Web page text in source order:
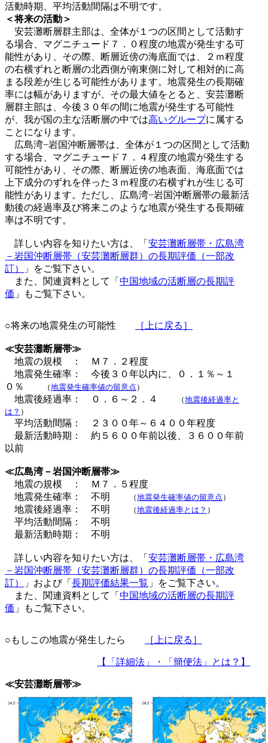
活動時期、平均活動間隔は不明です。
＜将来の活動＞
安芸灘断層群主部は、全体が１つの区間として活動す
る場合、マグニチュード７．０程度の地震が発生する可
能性があり、その際、断層近傍の海底面では、２ｍ程度
の右横ずれと断層の北西側が南東側に対して相対的に高
まる段差が生じる可能性があります。地震発生の長期確
率には幅がありますが、その最大値をとると、安芸灘断
層群主部は、今後３０年の間に地震が発生する可能性
が、我が国の主な活断層の中では高いグループに属する
ことになります。
広島湾−岩国沖断層帯は、全体が１つの区間として活動
する場合、マグニチュード７．４程度の地震が発生する
可能性があり、その際、断層近傍の地表面、海底面では
上下成分のずれを伴った３ｍ程度の右横ずれが生じる可
能性があります。ただし、広島湾−岩国沖断層帯の最新活
動後の経過率及び将来このような地震が発生する長期確
率は不明です。
詳しい内容を知りたい方は、「 安芸灘断層帯・広島湾
－岩国沖断層帯（安芸灘断層群）の長期評価（一部改
訂）
」をご覧下さい。
また、関連資料として「 中国地域の活断層の長期評
価 」もご覧下さい。
○将来の地震発生の可能性 ［上に戻る］
≪安芸灘断層帯≫
地震の規模 ： Ｍ７．２程度
地震発生確率： 今後３０年以内に、０．１％～１
０％
（地震発生確率値の留意点 ）
地震後経過率： ０．６～２．４ （地震後経過率と
は？ ）
平均活動間隔： ２３００年～６４００年程度
最新活動時期： 約５６００年前以後、３６００年前
以前
≪広島湾－岩国沖断層帯≫
地震の規模 ： Ｍ７．５程度
地震発生確率： 不明
（地震発生確率値の留意点 ）
地震後経過率： 不明 （地震後経過率とは？ ）
平均活動間隔： 不明
最新活動時期： 不明
詳しい内容を知りたい方は、「 安芸灘断層帯・広島湾
－岩国沖断層帯（安芸灘断層群）の長期評価（一部改
訂）
」および「 長期評価結果一覧 」をご覧下さい。
また、関連資料として「 中国地域の活断層の長期評
価 」もご覧下さい。
○もしこの地震が発生したら ［上に戻る］
【「詳細法」・「簡便法」とは？】
≪安芸灘断層帯≫